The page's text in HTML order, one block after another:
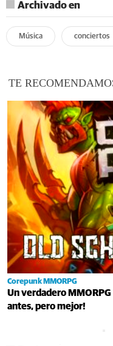
Archivado en
Música conciertos
TE
Corepunk MMORPG
Un verdadero MMORPG
antes, pero mejor!